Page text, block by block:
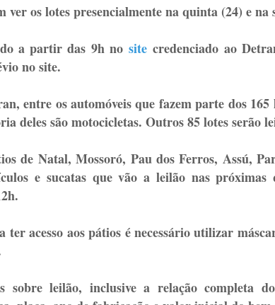
ver os lotes presencialmente na quinta (24) e na
a partir das 9h no site credenciado ao
no site.
entre os automóveis que fazem parte dos
deles são motocicletas. Outros 85 lotes serão
de Natal, Mossoró, Pau dos Ferros, Assú,
e sucatas que vão a leilão nas
ter acesso aos pátios é necessário utilizar
sobre leilão, inclusive a relação completa